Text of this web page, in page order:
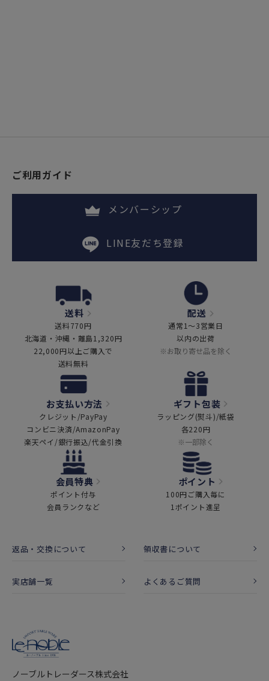
ご利用ガイド
メンバーシップ
LINE友だち登録
送料
送料770円
北海道・沖縄・離島1,320円
22,000円以上ご購入で
送料無料
配送
通常1～3営業日
以内の出荷
※お取り寄せ品を除く
お支払い方法
クレジット/PayPay
コンビニ決済/AmazonPay
楽天ペイ/銀行振込/代金引換
ギフト包装
ラッピング(熨斗)/紙袋
各220円
※一部除く
会員特典
ポイント付与
会員ランクなど
ポイント
100円ご購入毎に
1ポイント進呈
返品・交換について 領収書について
実店舗一覧 よくあるご質問
ノーブルトレーダース株式会社